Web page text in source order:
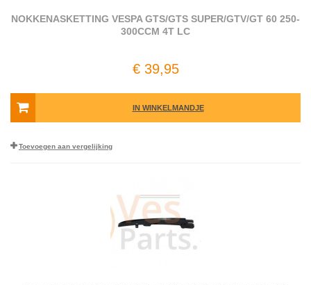
NOKKENASKETTING VESPA GTS/​GTS SUPER/​GTV/​GT 60 250-
300CCM 4T LC
€ 39,95
IN WINKELMANDJE
Toevoegen aan vergelijking